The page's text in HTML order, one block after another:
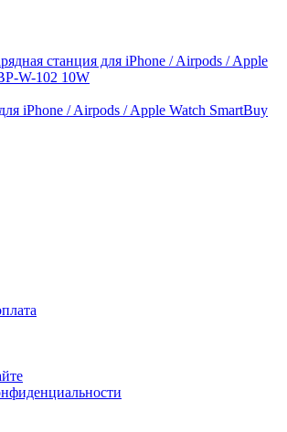
iPhone / Airpods / Apple Watch SmartBuy